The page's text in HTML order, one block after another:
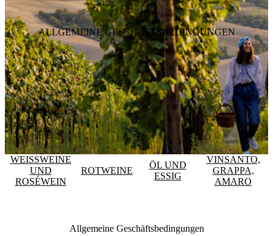
ALLGEMEINE GESCHÄFTSBEDINGUNGEN
WEISSWEINE
UND
ROSÉWEIN
ROTWEINE
ÖL UND
ESSIG
VINSANTO,
GRAPPA,
AMARO
Allgemeine Geschäftsbedingungen